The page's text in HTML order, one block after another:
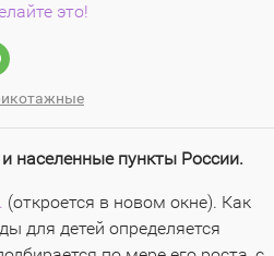
это!
населенные пункты России.
(откроется в новом окне). Как
для детей определяется